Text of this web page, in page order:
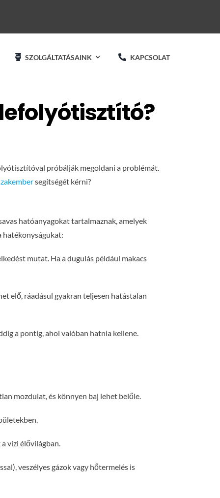
SZOLGÁLTATÁSAINK KAPCSOLAT
próbálják megoldani a problémát.
segítségét kérni?
hatóanyagokat tartalmaznak, amelyek
hatékonyságukat:
mutat. Ha a dugulás például makacs
elő, ráadásul gyakran teljesen hatástalan
a pontig, ahol valóban hatnia kellene.
mozdulat, és könnyen baj lehet belőle.
vízi élővilágban.
veszélyes gázok vagy hőtermelés is